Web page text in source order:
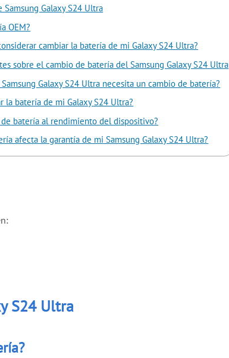
Samsung Galaxy S24 Ultra
OEM?
cambiar la batería de mi Galaxy S24 Ultra?
sobre el cambio de batería del Samsung Galaxy S24 Ultra
Galaxy S24 Ultra necesita un cambio de batería?
la batería de mi Galaxy S24 Ultra?
batería al rendimiento del dispositivo?
afecta la garantía de mi Samsung Galaxy S24 Ultra?
S24 Ultra